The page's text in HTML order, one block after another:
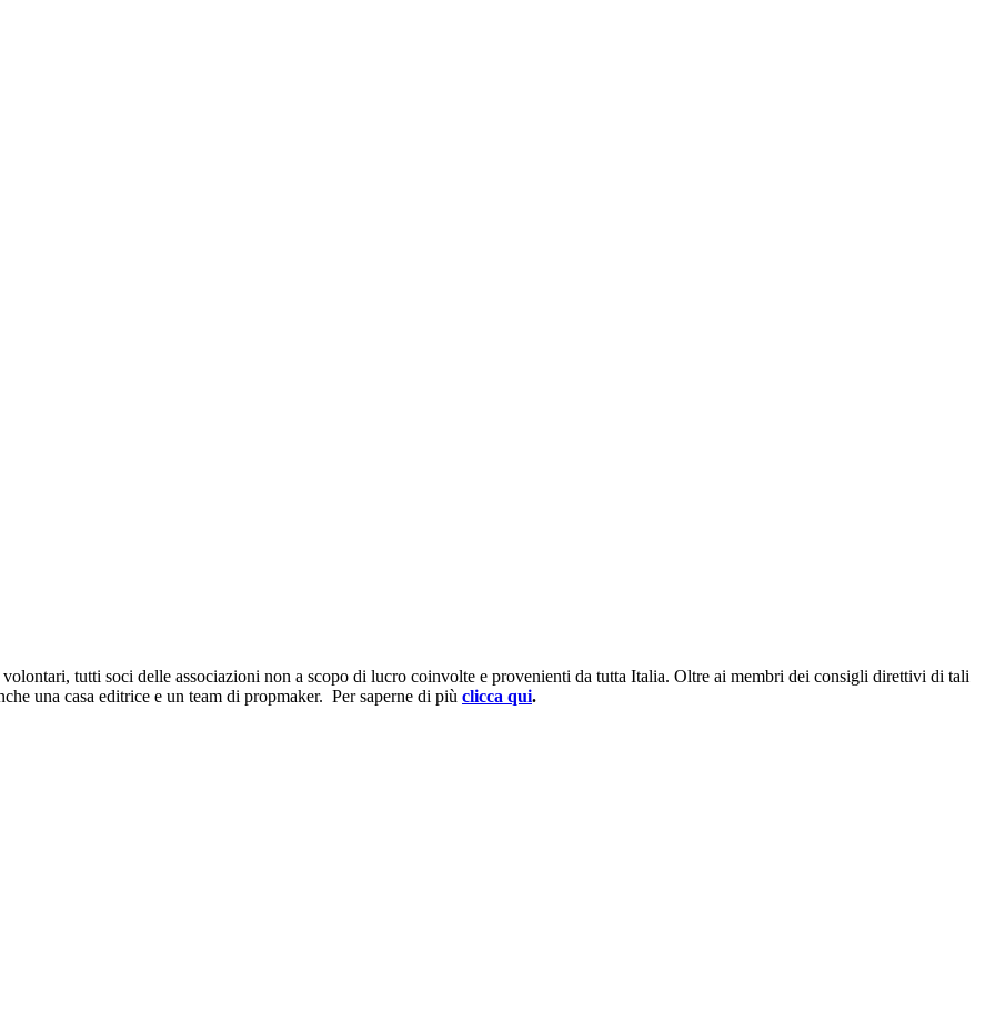
tutti soci delle associazioni non a scopo di lucro coinvolte e provenienti da tutta Italia. Oltre ai membri dei consigli direttivi di tali
una casa editrice e un team di propmaker. Per saperne di più clicca qui.